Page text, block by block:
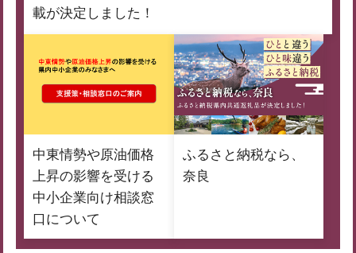
載が決定しました！
中東情勢や原油価格
上昇の影響を受ける
中小企業向け相談窓
口について
ふるさと納税なら、
奈良